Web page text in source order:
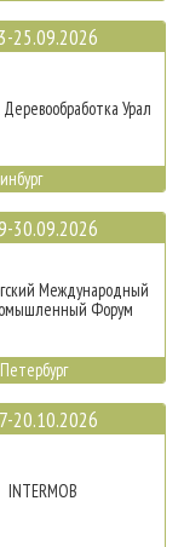
25.09.2026
Урал
30.09.2026
Международный
Форум
20.10.2026
INTERMOB